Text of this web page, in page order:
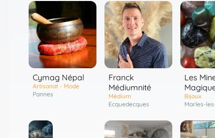
Cymag Népal
Artisanat - Mode
Pannes
Franck
Médiumnité
Médium
Ecquedecques
Les
Bijoux
Marles-